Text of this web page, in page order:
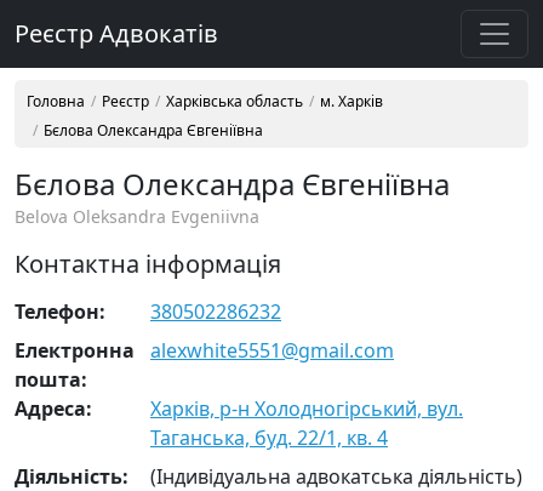
Реєстр Адвокатів
Головна Реєстр Харківська область
м. Харків
Бєлова Олександра Євгеніївна
Бєлова Олександра Євгеніївна
Belova Oleksandra Evgeniivna
Контактна інформація
Телефон:
380502286232
Електронна
пошта:
alexwhite5551@gmail.com
Адреса:
Харків, р-н Холодногірський, вул.
Таганська, буд. 22/1, кв. 4
Діяльність:
(Індивідуальна адвокатська діяльність)